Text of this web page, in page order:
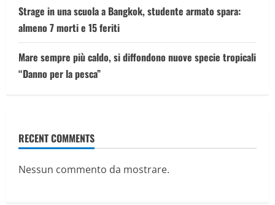
Strage in una scuola a Bangkok, studente armato spara:
almeno 7 morti e 15 feriti
Mare sempre più caldo, si diffondono nuove specie tropicali
“Danno per la pesca”
RECENT COMMENTS
Nessun commento da mostrare.